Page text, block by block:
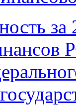
за